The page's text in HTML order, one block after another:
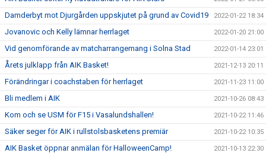
Damderbyt mot Djurgården uppskjutet på grund av Covid19 2022-01-22 18:34
Jovanovic och Kelly lämnar herrlaget 2022-01-20 21:00
Vid genomförande av matcharrangemang i Solna Stad 2022-01-14 23:01
Årets julklapp från AIK Basket! 2021-12-13 20:11
Förändringar i coachstaben för herrlaget 2021-11-23 11:00
Bli medlem i AIK 2021-10-26 08:43
Kom och se USM för F15 i Vasalundshallen! 2021-10-22 11:46
Säker seger för AIK i rullstolsbasketens premiär 2021-10-22 10:35
AIK Basket öppnar anmälan för HalloweenCamp! 2021-10-13 22:30